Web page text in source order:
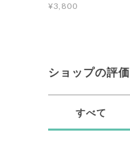
¥3,800
ショップの評価
すべて